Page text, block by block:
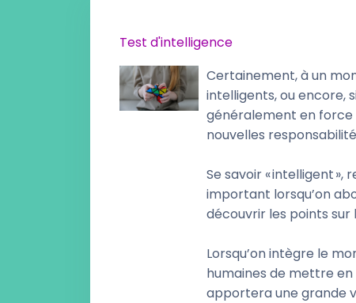
Test d'intelligence
Certainement, à un
intelligents, ou encore,
généralement en force
nouvelles
Se savoir « intelligent
important lorsqu’on
découvrir les points sur
Lorsqu’on intègre le
humaines de mettre
apportera une grande